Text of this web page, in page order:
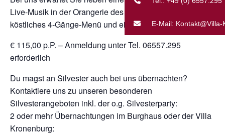
Live-Musik in der Orangerie des Burghauses ein
köstliches 4-Gänge-Menü und ein Glas Mitternachtssekt.
€ 115,00 p.P. – Anmeldung unter Tel. 06557.295
erforderlich
Du magst an Silvester auch bei uns übernachten?
Kontaktiere uns zu unseren besonderen
Silvesterangeboten inkl. der o.g. Silvesterparty:
2 oder mehr Übernachtungen im Burghaus oder der Villa
Kronenburg:
E-Mail: